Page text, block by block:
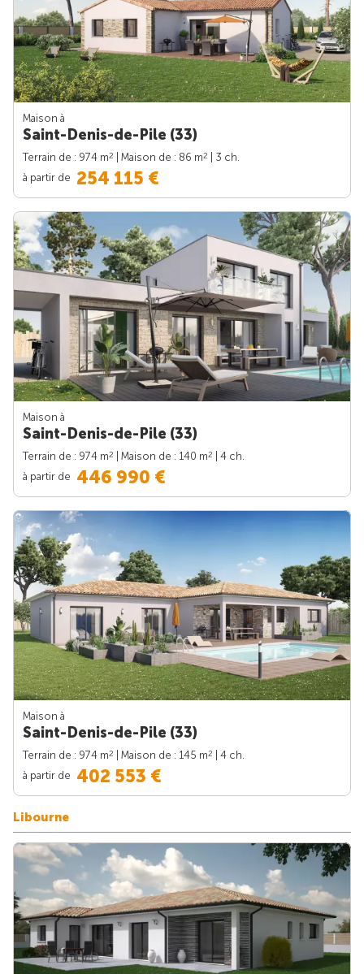
Maison à
Saint-Denis-de-Pile (33)
Terrain de : 974 m2 | Maison de : 86 m2
| 3 ch.
à partir de 254 115 €
Maison à
Saint-Denis-de-Pile (33)
Terrain de : 974 m2 | Maison de : 140 m2
| 4 ch.
à partir de 446 990 €
Maison à
Saint-Denis-de-Pile (33)
Terrain de : 974 m2 | Maison de : 145 m2
| 4 ch.
à partir de 402 553 €
Libourne